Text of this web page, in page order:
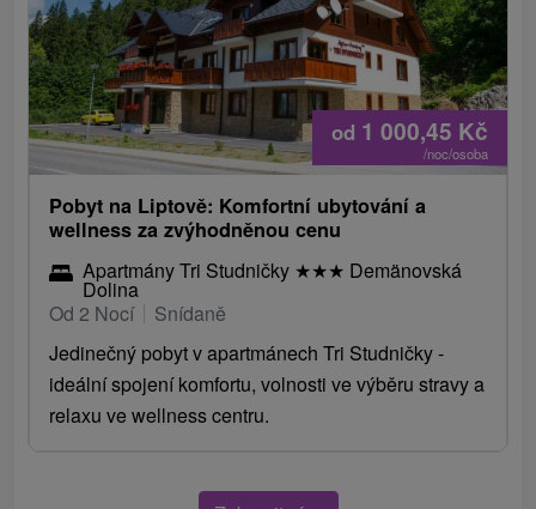
od 1 000,45 Kč
/noc/osoba
Pobyt na Liptově: Komfortní ubytování a
wellness za zvýhodněnou cenu
Apartmány Tri Studničky ★★★ Demänovská
Dolina
Od 2 Nocí
Snídaně
Jedinečný pobyt v apartmánech Tri Studničky -
ideální spojení komfortu, volnosti ve výběru stravy a
relaxu ve wellness centru.